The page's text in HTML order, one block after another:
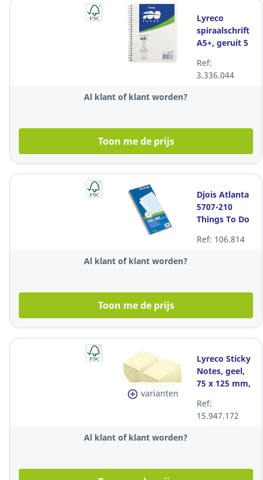
Lyreco
spiraalschrift
A5+, geruit 5
vellen
Ref:
3.336.044
Al klant of klant worden?
Toon me de prijs
Djois Atlanta
5707-210
Things To Do
Nederlands
Ref: 106.814
Al klant of klant worden?
Toon me de prijs
varianten
Lyreco Sticky
Notes, geel,
75 x 125 mm,
Ref:
15.947.172
Al klant of klant worden?